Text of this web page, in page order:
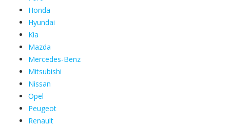
Honda
Hyundai
Kia
Mazda
Mercedes-Benz
Mitsubishi
Nissan
Opel
Peugeot
Renault